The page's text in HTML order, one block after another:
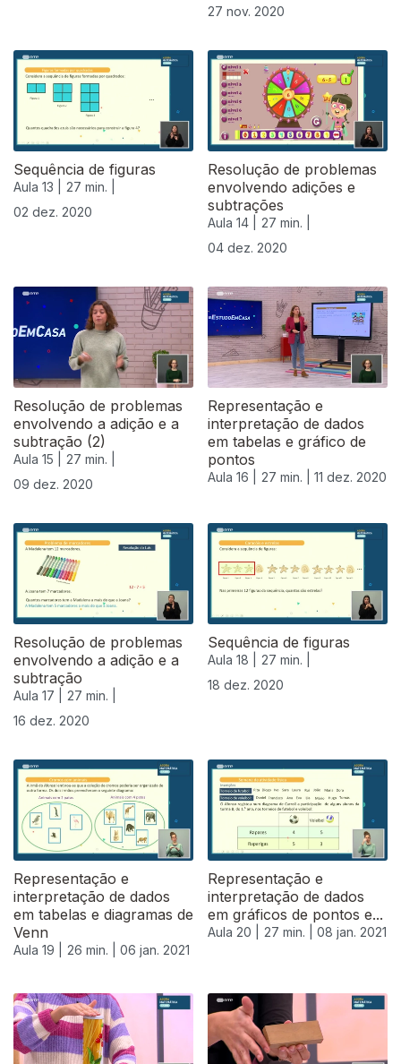
27 nov. 2020
Sequência de figuras
Aula 13 |
27 min. |
02 dez. 2020
Resolução de problemas
envolvendo adições e
subtrações
Aula 14 |
27 min. |
04 dez. 2020
Resolução de problemas
envolvendo a adição e a
subtração (2)
Aula 15 |
27 min. |
09 dez. 2020
Representação e
interpretação de dados
em tabelas e gráfico de
pontos
Aula 16 | 27 min. | 11 dez. 2020
Resolução de problemas
envolvendo a adição e a
subtração
Aula 17 |
27 min. |
16 dez. 2020
Sequência de figuras
Aula 18 |
27 min. |
18 dez. 2020
Representação e
interpretação de dados
em tabelas e diagramas de
Venn
Aula 19 | 26 min. | 06 jan. 2021
Representação e
interpretação de dados
em gráficos de pontos e...
Aula 20 | 27 min. | 08 jan. 2021